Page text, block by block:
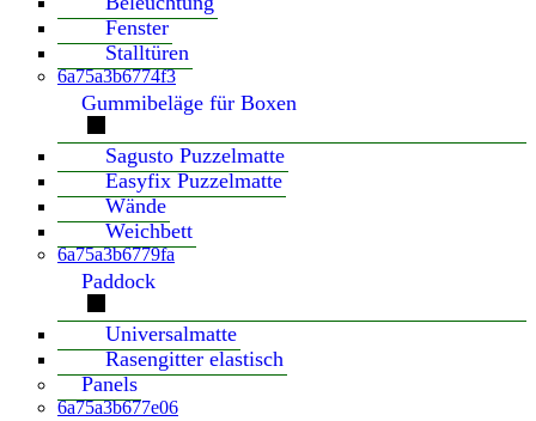
Fenster
Stalltüren
6a75a3b6774f3
Gummibeläge für Boxen
Sagusto Puzzelmatte
Easyfix Puzzelmatte
Wände
Weichbett
6a75a3b6779fa
Paddock
Universalmatte
Rasengitter elastisch
Panels
6a75a3b677e06